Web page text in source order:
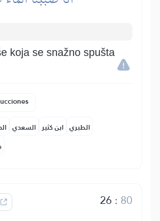
koja se snažno spušta
السعدي ابن كثير الطبري
26: 80